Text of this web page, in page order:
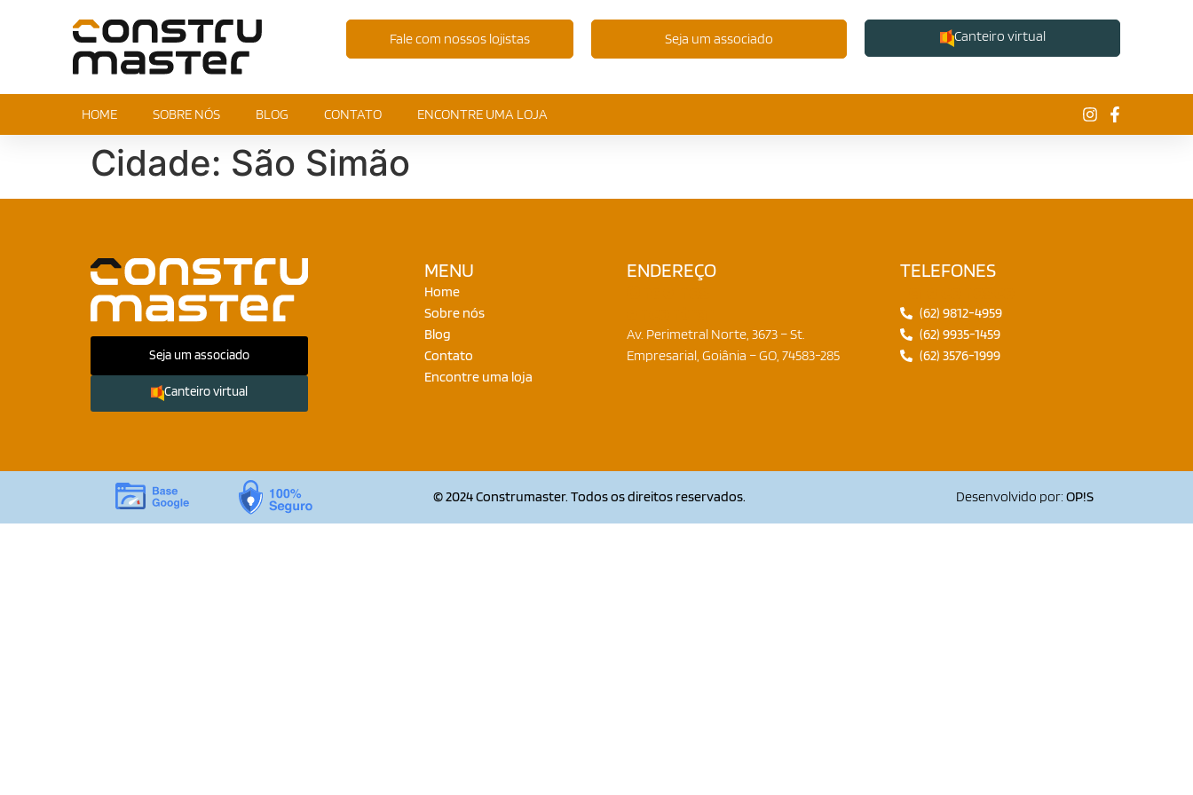
Fale com nossos lojistas Seja um associado Canteiro virtual
HOME SOBRE NÓS BLOG CONTATO ENCONTRE UMA LOJA
Cidade: São Simão
Seja um associado
Canteiro virtual
MENU
Home
Sobre nós
Blog
Contato
Encontre uma loja
ENDEREÇO
Av. Perimetral Norte, 3673 – St.
Empresarial, Goiânia – GO, 74583-285
TELEFONES
(62) 9812-4959
(62) 9935-1459
(62) 3576-1999
© 2024 Construmaster. Todos os direitos reservados. Desenvolvido por: OP!S